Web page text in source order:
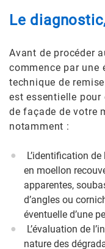
Le
Avant de procéder
commence par une
technique de
est essentielle
de façade de votre
notamment :
L’identification
en moellon
apparentes,
d’angles ou
éventuelle d’une
L’évaluation de
nature des